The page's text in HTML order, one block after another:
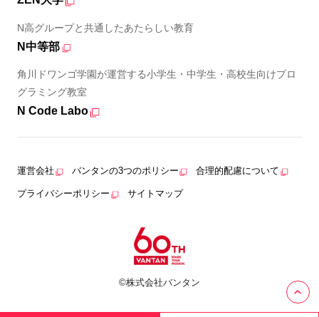
N高グループと共通したあたらしい教育
N中等部
角川ドワンゴ学園が運営する小学生・中学生・高校生向けプロ
グラミング教室
N Code Labo
運営会社 バンタンの3つのポリシー 合理的配慮について
プライバシーポリシー サイトマップ
©株式会社バンタン